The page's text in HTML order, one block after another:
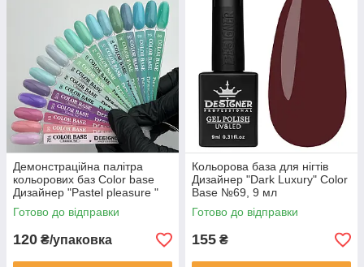
Демонстраційна палітра
кольорових баз Color base
Дизайнер "Pastel pleasure "
Готово до відправки
120 ₴/упаковка
Кольорова база для нігтів
Дизайнер "Dark Luxury" Color
Base №69, 9 мл
Готово до відправки
155 ₴